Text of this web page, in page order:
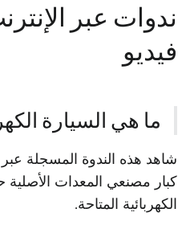
ندوات عبر
فيديو
ما هي السيارة
شاهد هذه الندوة المسجلة عبر
كبار مصنعي المعدات
الكهربائية المتاحة.